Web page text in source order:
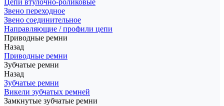
Цепи втулочно-роликовые
Звено переходное
Звено соединительное
Направляющие / профили цепи
Приводные ремни
Назад
Приводные ремни
Зубчатые ремни
Назад
Зубчатые ремни
Викели зубчатых ремней
Замкнутые зубчатые ремни